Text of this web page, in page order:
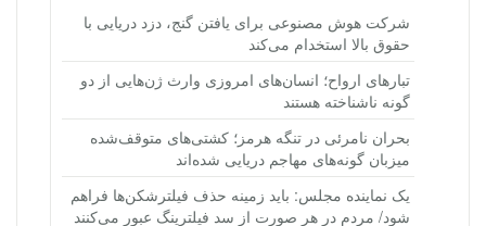
شرکت هوش مصنوعی برای یافتن گنج، دزد دریایی با
حقوق بالا استخدام می‌کند
تبارهای ارواح؛ انسان‌های امروزی وارث ژن‌هایی از دو
گونه ناشناخته هستند
بحران نامرئی در تنگه هرمز؛ کشتی‌های متوقف‌شده
میزبان گونه‌های مهاجم دریایی شده‌اند
یک نماینده مجلس: باید زمینه حذف فیلترشکن‌ها فراهم
شود/ مردم در هر صورت از سد فیلترینگ عبور می‌کنند